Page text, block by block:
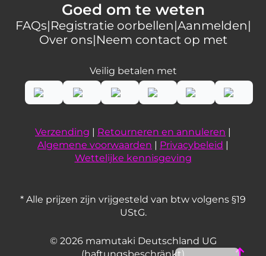
Goed om te weten
FAQs|Registratie oorbellen|Aanmelden|
Over ons|Neem contact op met
Veilig betalen met
Verzending | Retourneren en annuleren |
Algemene voorwaarden | Privacybeleid |
Wettelijke kennisgeving
* Alle prijzen zijn vrijgesteld van btw volgens §19
UStG.
© 2026 mamutaki Deutschland UG
English
French